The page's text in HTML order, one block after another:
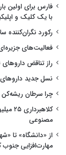
فارس برای اولین
با یک کلیک و
رکورد
فعالیت‌های
راز تناقض
نسل جدید
چرا سرطان
مصنوعی
از «دانشگاه» تا
مهارت‌افزایی